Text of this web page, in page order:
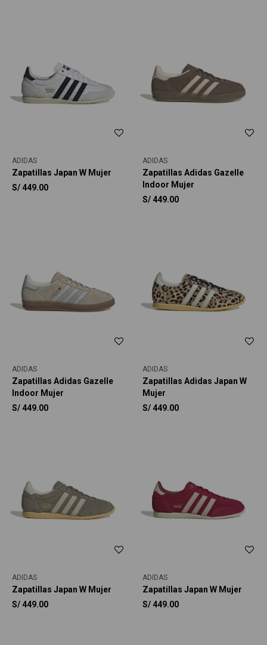
ADIDAS
Zapatillas Japan W Mujer
S/ 449.00
ADIDAS
Zapatillas Adidas Gazelle
Indoor Mujer
S/ 449.00
ADIDAS
Zapatillas Adidas Gazelle
Indoor Mujer
S/ 449.00
ADIDAS
Zapatillas Adidas Japan W
Mujer
S/ 449.00
ADIDAS
Zapatillas Japan W Mujer
S/ 449.00
ADIDAS
Zapatillas Japan W Mujer
S/ 449.00